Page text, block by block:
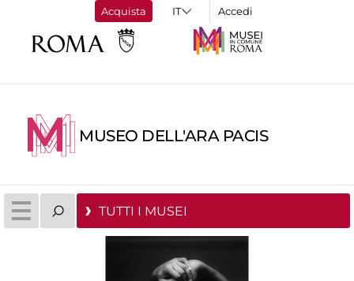
Acquista Accedi
MUSEO DELL'ARA PACIS
TUTTI I MUSEI